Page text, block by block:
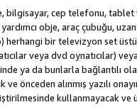
bilgisayar, cep telefonu,
obje, araç çubuğu,
bir televizyon set
veya dvd oynatıcılar)
ya da bunlarla bağlantılı
ve önceden alınmış yazılı
kullanmayacak ve